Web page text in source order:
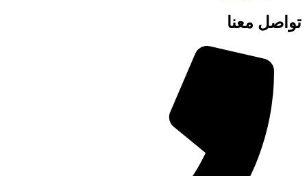
تواصل معنا